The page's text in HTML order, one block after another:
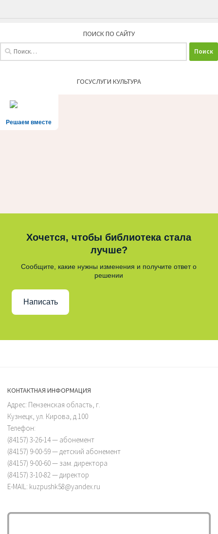
ПОИСК ПО САЙТУ
ГОСУСЛУГИ КУЛЬТУРА
Решаем вместе
Хочется, чтобы библиотека стала
лучше?
Сообщите, какие нужны изменения и получите ответ о
решении
Написать
КОНТАКТНАЯ ИНФОРМАЦИЯ
Адрес: Пензенская область, г.
Кузнецк, ул. Кирова, д.100
Телефон:
(84157) 3-26-14 — абонемент
(84157) 9-00-59 — детский абонемент
(84157) 9-00-60 — зам. директора
(84157) 3-10-82 — директор
E-MAIL: kuzpushk58@yandex.ru